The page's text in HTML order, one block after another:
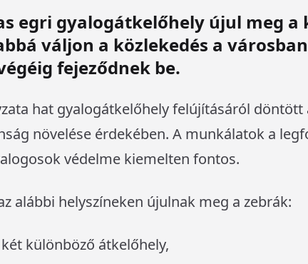
egri gyalogátkelőhely újul meg a
váljon a közlekedés a
fejeződnek be.
hat gyalogátkelőhely felújításáról döntött
növelése érdekében. A munkálatok a
védelme kiemelten fontos.
alábbi helyszíneken újulnak meg a zebrák:
különböző átkelőhely,